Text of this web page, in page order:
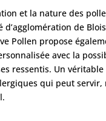
et la nature des
d’agglomération de
Pollen propose
avec la
ressentis. Un
qui peut servir,